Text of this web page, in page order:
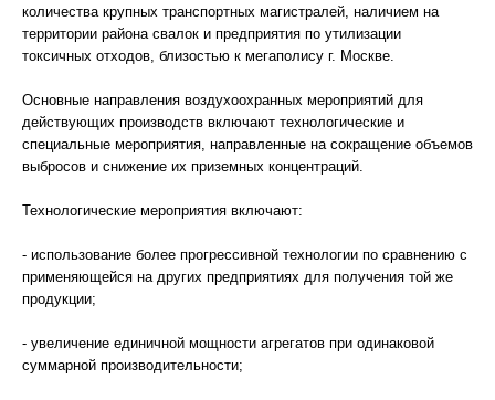
количества крупных транспортных магистралей, наличием на
территории района свалок и предприятия по утилизации
токсичных отходов, близостью к мегаполису г. Москве.
Основные направления воздухоохранных мероприятий для
действующих производств включают технологические и
специальные мероприятия, направленные на сокращение объемов
выбросов и снижение их приземных концентраций.
Технологические мероприятия включают:
- использование более прогрессивной технологии по сравнению с
применяющейся на других предприятиях для получения той же
продукции;
- увеличение единичной мощности агрегатов при одинаковой
суммарной производительности;